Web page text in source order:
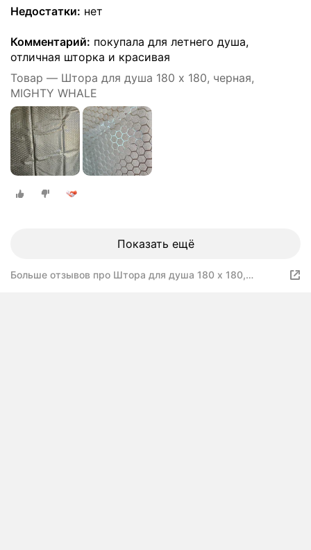
Недостатки: нет
Комментарий: покупала для летнего душа,
отличная шторка и красивая
Товар — Штора для душа 180 x 180, черная,
MIGHTY WHALE
Показать ещё
Больше отзывов про Штора для душа 180 x 180,